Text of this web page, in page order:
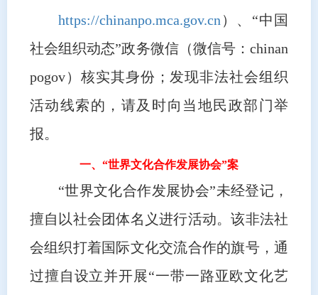
https://chinanpo.mca.gov.cn ）、“中国
社会组织动态”政务微信（微信号：chinan
pogov）核实其身份；发现非法社会组织
活动线索的，请及时向当地民政部门举
报。
一、“世界文化合作发展协会”案
“世界文化合作发展协会”未经登记，
擅自以社会团体名义进行活动。该非法社
会组织打着国际文化交流合作的旗号，通
过擅自设立并开展“一带一路亚欧文化艺